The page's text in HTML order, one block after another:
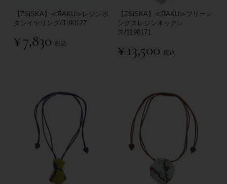
【ZSiSKA】≪RAKU≫レジンボ
タンイヤリング/3190127
¥7,830 税込
【ZSiSKA】≪RAKU≫フリーレ
ングスレジンネックレ
ス/1190171
¥ 13,500 税込